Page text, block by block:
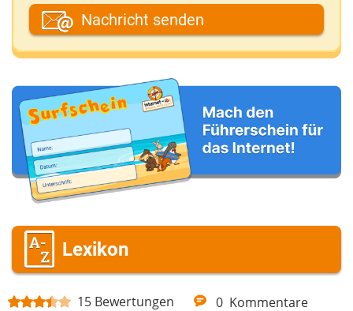
15 Bewertungen 0 Kommentare
Dein Fantasiename
Deine E-Mail-Adresse (wenn du eine Antwort
möchtest)
Deine Nachricht
Nachricht senden
Lexikon